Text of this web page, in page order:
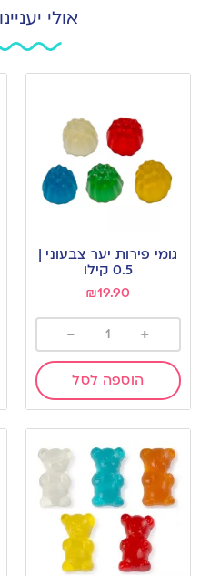
אולי
גומי פירות יער צבעוני |
0.5 קילו
₪19.90
+
-
הוספה לסל